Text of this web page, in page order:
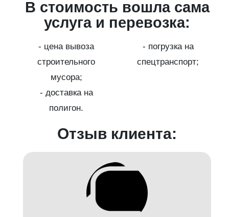
В стоимость вошла сама
услуга и перевозка:
- цена вывоза
строительного
мусора;
- погрузка на
спецтранспорт;
- доставка на
полигон.
Отзыв клиента: